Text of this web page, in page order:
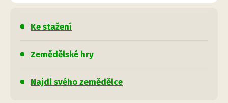
Ke stažení
Zemědělské hry
Najdi svého zemědělce